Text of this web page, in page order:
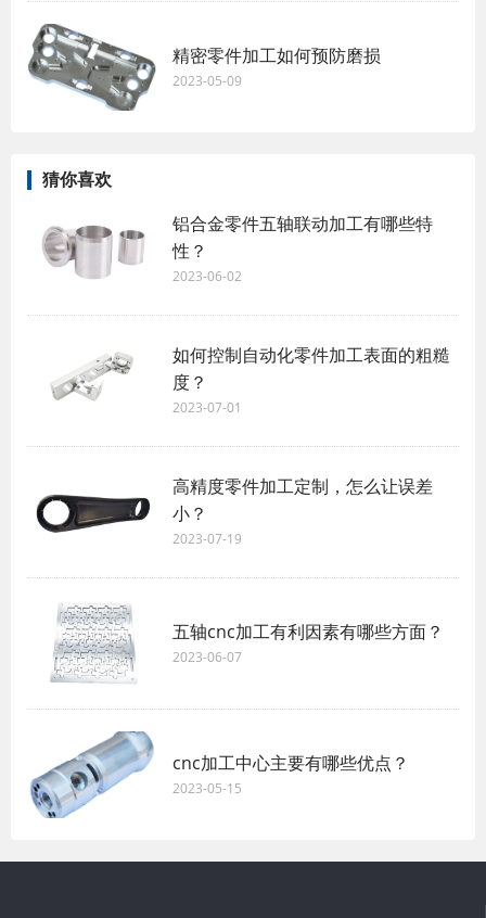
精密零件加工如何预防磨损
2023-05-09
猜你喜欢
铝合金零件五轴联动加工有哪些特
性？
2023-06-02
如何控制自动化零件加工表面的粗糙
度？
2023-07-01
高精度零件加工定制，怎么让误差
小？
2023-07-19
五轴cnc加工有利因素有哪些方面？
2023-06-07
cnc加工中心主要有哪些优点？
2023-05-15